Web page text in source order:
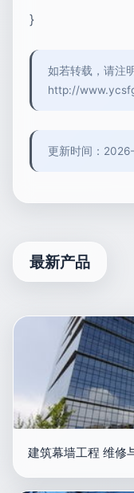
}
如若转载，请注
http://
更新时间：
最新产品
建筑幕墙工程 维修